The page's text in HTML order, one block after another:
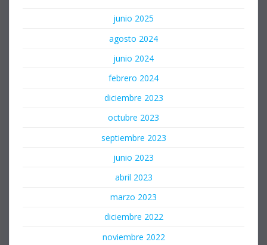
junio 2025
agosto 2024
junio 2024
febrero 2024
diciembre 2023
octubre 2023
septiembre 2023
junio 2023
abril 2023
marzo 2023
diciembre 2022
noviembre 2022